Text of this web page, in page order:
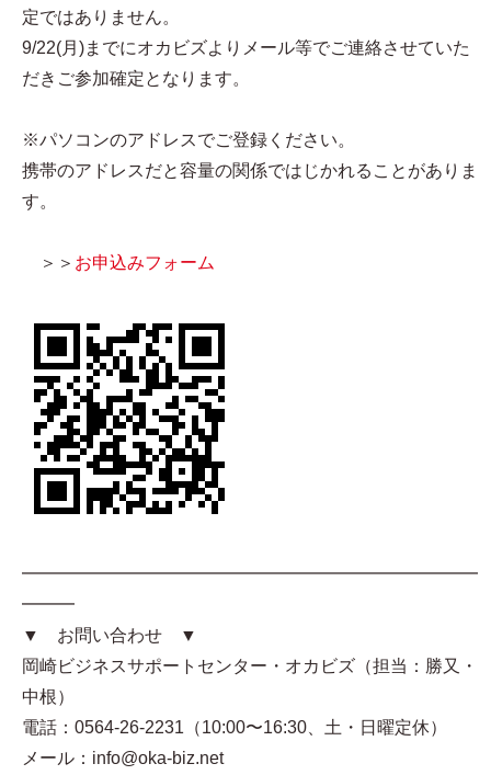
定ではありません。
9/22(月)までにオカビズよりメール等でご連絡させていた
だきご参加確定となります。
※パソコンのアドレスでご登録ください。
携帯のアドレスだと容量の関係ではじかれることがありま
す。
＞＞ お申込みフォーム
━━━━━━━━━━━━━━━━━━━━━━━━━━
━━━
▼ お問い合わせ ▼
岡崎ビジネスサポートセンター・オカビズ（担当：勝又・
中根）
電話：0564-26-2231（10:00〜16:30、土・日曜定休）
メール：info@oka-biz.net